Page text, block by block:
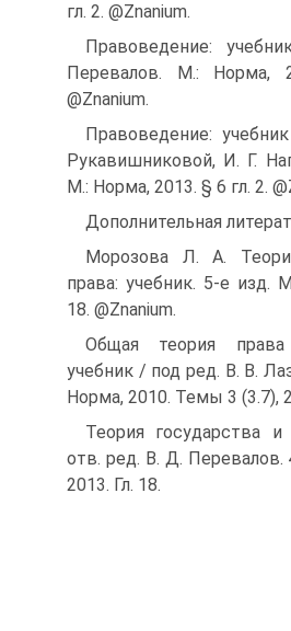
гл. 2. @Znanium.
Правоведение:
Перевалов. М.:
@Znanium.
Правоведение:
Рукавишниковой, И. Г.
М.: Норма, 2013. § 6 гл. 2.
Дополнительная
Морозова Л. А.
права: учебник. 5-е изд.
18. @Znanium.
Общая теория права
учебник / под ред. В. В.
Норма, 2010. Темы 3 (3.7),
Теория государства
отв. ред. В. Д.
2013. Гл. 18.